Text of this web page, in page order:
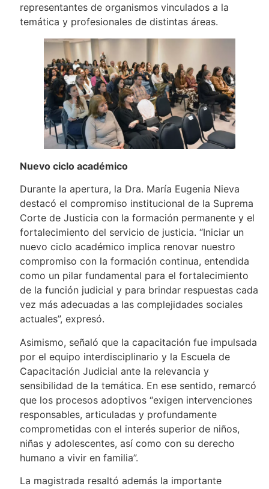
representantes de organismos vinculados a la
temática y profesionales de distintas áreas.
Nuevo ciclo académico
Durante la apertura, la Dra. María Eugenia Nieva
destacó el compromiso institucional de la Suprema
Corte de Justicia con la formación permanente y el
fortalecimiento del servicio de justicia. “Iniciar un
nuevo ciclo académico implica renovar nuestro
compromiso con la formación continua, entendida
como un pilar fundamental para el fortalecimiento
de la función judicial y para brindar respuestas cada
vez más adecuadas a las complejidades sociales
actuales”, expresó.
Asimismo, señaló que la capacitación fue impulsada
por el equipo interdisciplinario y la Escuela de
Capacitación Judicial ante la relevancia y
sensibilidad de la temática. En ese sentido, remarcó
que los procesos adoptivos “exigen intervenciones
responsables, articuladas y profundamente
comprometidas con el interés superior de niños,
niñas y adolescentes, así como con su derecho
humano a vivir en familia”.
La magistrada resaltó además la importante